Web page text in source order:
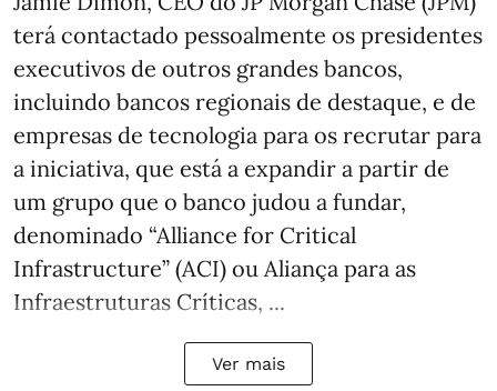
terá contactado pessoalmente os presidentes
executivos de outros grandes bancos,
incluindo bancos regionais de destaque, e de
empresas de tecnologia para os recrutar para
a iniciativa, que está a expandir a partir de
um grupo que o banco judou a fundar,
denominado “Alliance for Critical
Infrastructure” (ACI) ou Aliança para as
Infraestruturas Críticas, ...
Ver mais